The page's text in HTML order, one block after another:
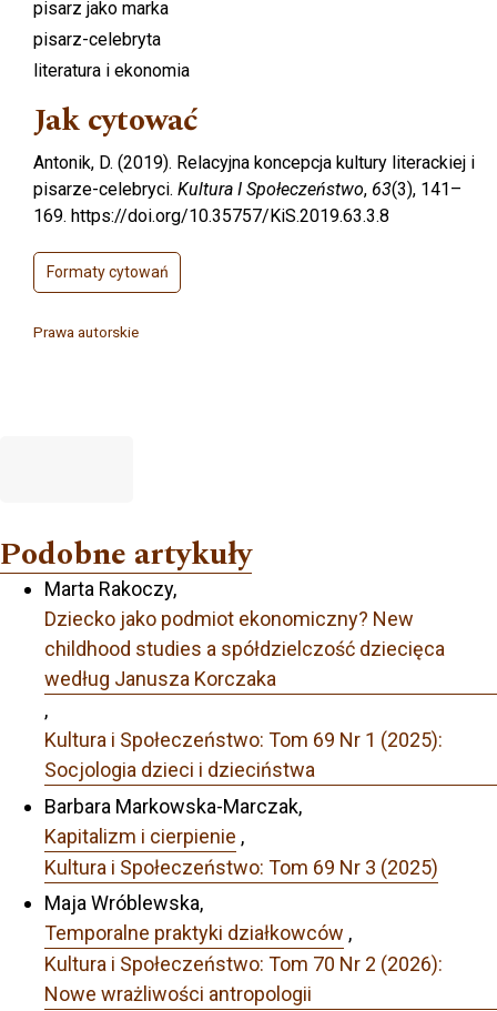
pisarz jako marka
pisarz-celebryta
literatura i ekonomia
Jak cytować
Antonik, D. (2019). Relacyjna koncepcja kultury literackiej i
pisarze-celebryci. Kultura I Społeczeństwo, 63(3), 141–
169. https://doi.org/10.35757/KiS.2019.63.3.8
Formaty cytowań
Prawa autorskie
Podobne artykuły
Marta Rakoczy,
Dziecko jako podmiot ekonomiczny? New
childhood studies a spółdzielczość dziecięca
według Janusza Korczaka
,
Kultura i Społeczeństwo: Tom 69 Nr 1 (2025):
Socjologia dzieci i dzieciństwa
Barbara Markowska-Marczak,
Kapitalizm i cierpienie ,
Kultura i Społeczeństwo: Tom 69 Nr 3 (2025)
Maja Wróblewska,
Temporalne praktyki działkowców ,
Kultura i Społeczeństwo: Tom 70 Nr 2 (2026):
Nowe wrażliwości antropologii